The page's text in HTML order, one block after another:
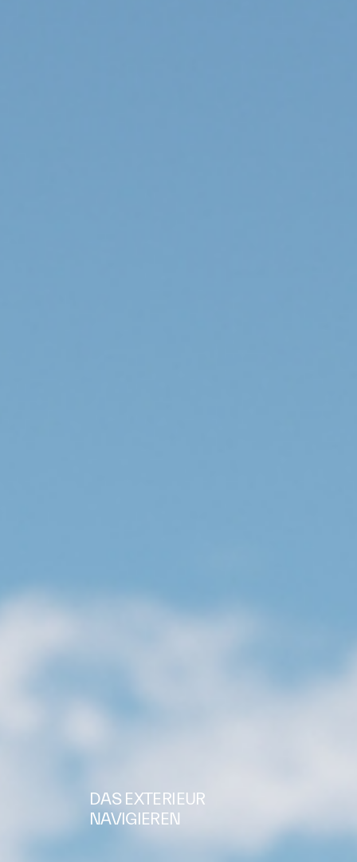
DAS EXTERIEUR
NAVIGIEREN